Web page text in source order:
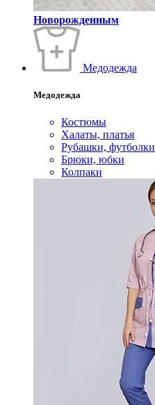
Новорожденным
Медодежда
Медодежда
Костюмы
Халаты, платья
Рубашки, футболки
Брюки, юбки
Колпаки